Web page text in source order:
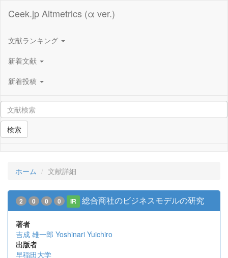
Ceek.jp Altmetrics (α ver.)
文献ランキング
新着文献
新着投稿
検索
ホーム 文献詳細
2 0 0 0 IR 総合商社のビジネスモデルの研究
著者
吉成 雄一郎 Yoshinari Yuichiro
出版者
早稲田大学